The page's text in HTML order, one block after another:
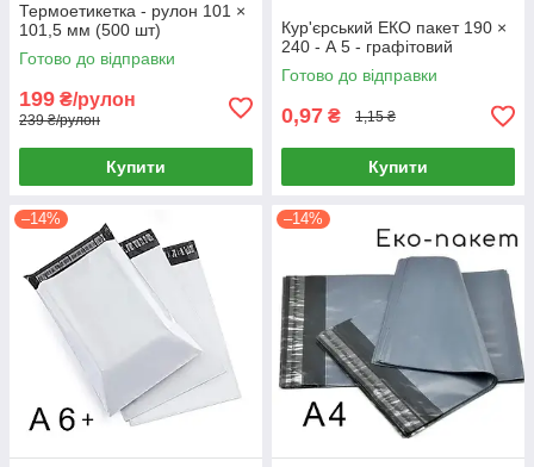
Термоетикетка - рулон 101 ×
101,5 мм (500 шт)
Готово до відправки
199 ₴/рулон
239 ₴/рулон
Купити
Кур'єрський ЕКО пакет 190 ×
240 - А 5 - графітовий
Готово до відправки
0,97 ₴ 1,15 ₴
Купити
–14% –14%